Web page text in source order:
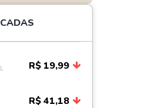
R$ 19,99
R$ 41,18